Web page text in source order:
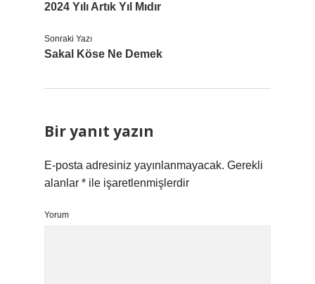
2024 Yılı Artık Yıl Mıdır
Sonraki Yazı
Sakal Köse Ne Demek
Bir yanıt yazın
E-posta adresiniz yayınlanmayacak. Gerekli
alanlar * ile işaretlenmişlerdir
Yorum